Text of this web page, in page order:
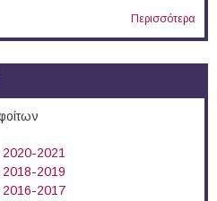
Περισσότερα
2021
2019
2017